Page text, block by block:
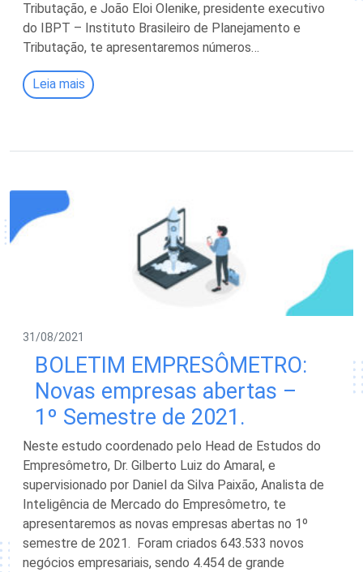
Tributação, e João Eloi Olenike, presidente executivo
do IBPT – Instituto Brasileiro de Planejamento e
Tributação, te apresentaremos números…
Leia mais
31/08/2021
BOLETIM EMPRESÔMETRO:
Novas empresas abertas –
1º Semestre de 2021.
Neste estudo coordenado pelo Head de Estudos do
Empresômetro, Dr. Gilberto Luiz do Amaral, e
supervisionado por Daniel da Silva Paixão, Analista de
Inteligência de Mercado do Empresômetro, te
apresentaremos as novas empresas abertas no 1º
semestre de 2021. Foram criados 643.533 novos
negócios empresariais, sendo 4.454 de grande